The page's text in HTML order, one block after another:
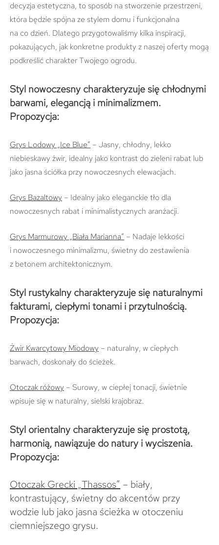
decyzja estetyczna, to sposób na stworzenie przestrzeni,
która będzie spójna ze stylem domu i funkcjonalna
na co dzień. Dlatego przygotowaliśmy kilka inspiracji,
pokazujących, jak konkretne produkty z naszej oferty mogą
podkreślić charakter Twojego ogrodu.
Styl nowoczesny charakteryzuje się chłodnymi
barwami, elegancją i minimalizmem.
Propozycja:
Grys Lodowy „Ice Blue” – Jasny, chłodny, lekko
niebieskawy żwir, idealny jako kontrast do zieleni rabat lub
jako jasna ściółka przy nowoczesnych elewacjach.
Grys Bazaltowy – Idealny jako eleganckie tło dla
nowoczesnych rabat i minimalistycznych aranżacji.
Grys Marmurowy „Biała Marianna” – Nadaje lekkości
i nowoczesnego minimalizmu, świetny do zestawienia
z betonem architektonicznym.
Styl rustykalny charakteryzuje się naturalnymi
fakturami, ciepłymi tonami i przytulnością.
Propozycja:
Żwir Kwarcytowy Miodowy – naturalny, w ciepłych
barwach, doskonały do ścieżek.
Otoczak różowy – Surowy, w ciepłej tonacji, świetnie
wpisuje się w naturalny, sielski krajobraz.
Styl orientalny charakteryzuje się prostotą,
harmonią, nawiązuje do natury i wyciszenia.
Propozycja:
Otoczak Grecki „Thassos” – biały,
kontrastujący, świetny do akcentów przy
wodzie lub jako jasna ścieżka w otoczeniu
ciemniejszego grysu.